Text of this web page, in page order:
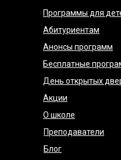
Программы для
Абитуриентам
Анонсы программ
Бесплатные
День открытых
Акции
О школе
Преподаватели
Блог